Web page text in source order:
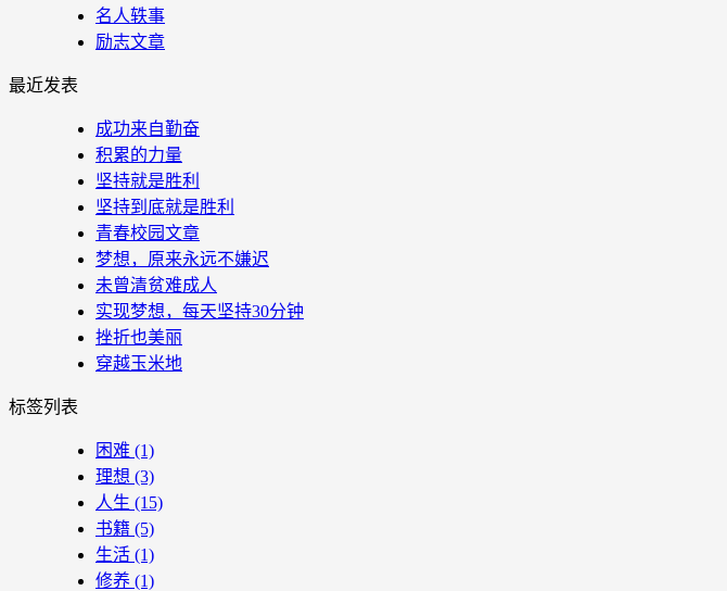
名人轶事
励志文章
最近发表
成功来自勤奋
积累的力量
坚持就是胜利
坚持到底就是胜利
青春校园文章
梦想，原来永远不嫌迟
未曾清贫难成人
实现梦想，每天坚持30分钟
挫折也美丽
穿越玉米地
标签列表
困难 (1)
理想 (3)
人生 (15)
书籍 (5)
生活 (1)
修养 (1)